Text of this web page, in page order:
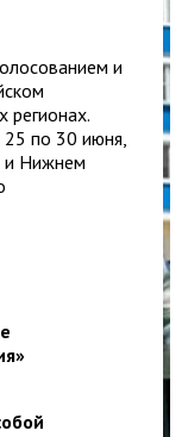
и
регионах.
по 30 июня,
и Нижнем